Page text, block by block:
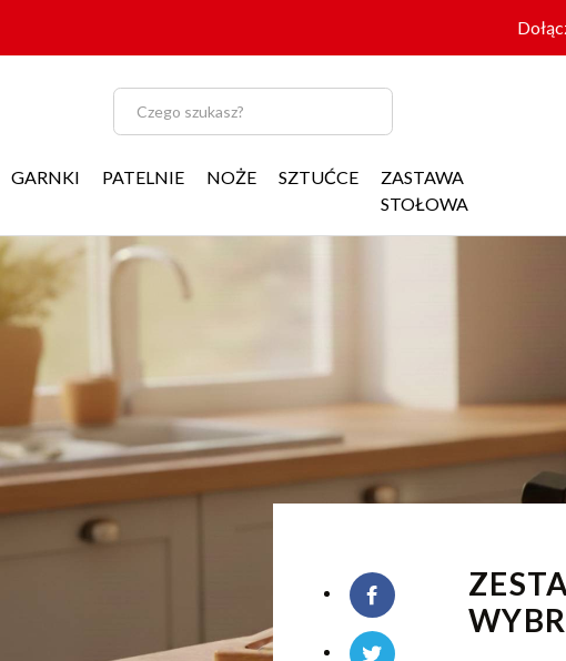
GARNKI PATELNIE NOŻE SZTUĆCE
ZASTAWA
STOŁOWA